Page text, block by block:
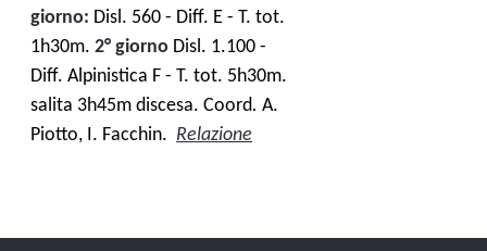
giorno: Disl. 560 - Diff. E - T. tot.
1h30m. 2° giorno Disl. 1.100 -
Diff. Alpinistica F - T. tot. 5h30m.
salita 3h45m discesa. Coord. A.
Piotto, I. Facchin. Relazione